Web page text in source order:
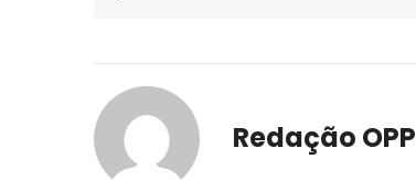
Redação OPP